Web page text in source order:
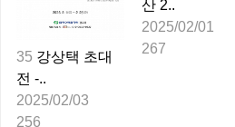
35 강상택 초대
전 -..
2025/02/03
256
산 2..
2025/02/01
267